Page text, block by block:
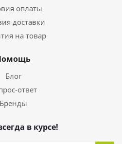
оплаты
доставки
на товар
Блог
ответ
Бренды
в курсе!